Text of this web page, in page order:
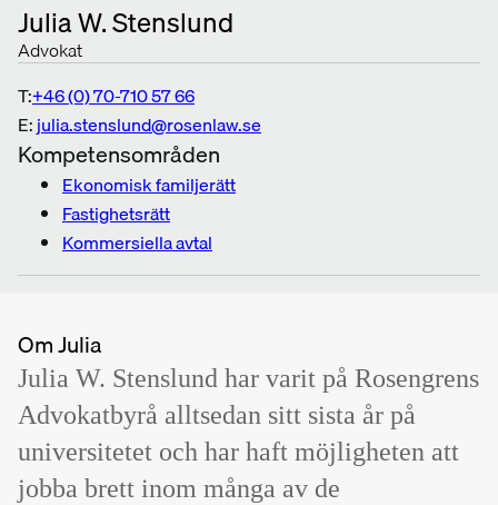
Julia W. Stenslund
Advokat
T:+46 (0) 70-710 57 66
E:julia.stenslund@rosenlaw.se
Kompetensområden
Ekonomisk familjerätt
Fastighetsrätt
Kommersiella avtal
Om Julia
Julia W. Stenslund har varit på Rosengrens
Advokatbyrå alltsedan sitt sista år på
universitetet och har haft möjligheten att
jobba brett inom många av de